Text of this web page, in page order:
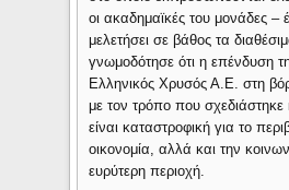
οι ακαδημαϊκές του μονάδες –
μελετήσει σε βάθος τα
γνωμοδότησε ότι η επένδυση
Ελληνικός Χρυσός Α.Ε. στη
με τον τρόπο που σχεδιάστηκε
είναι καταστροφική για το
οικονομία, αλλά και την
ευρύτερη περιοχή.